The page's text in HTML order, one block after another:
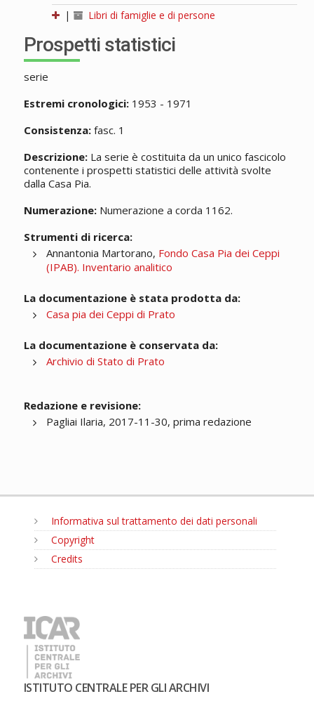
|
Libri di famiglie e di persone
Prospetti statistici
serie
Estremi cronologici:1953 - 1971
Consistenza:fasc. 1
Descrizione:La serie è costituita da un unico fascicolo
contenente i prospetti statistici delle attività svolte
dalla Casa Pia.
Numerazione:Numerazione a corda 1162.
Strumenti di ricerca:
Annantonia Martorano, Fondo Casa Pia dei Ceppi
(IPAB). Inventario analitico
La documentazione è stata prodotta da:
Casa pia dei Ceppi di Prato
La documentazione è conservata da:
Archivio di Stato di Prato
Redazione e revisione:
Pagliai Ilaria, 2017-11-30, prima redazione
Informativa sul trattamento dei dati personali
Copyright
Credits
ISTITUTO CENTRALE PER GLI ARCHIVI